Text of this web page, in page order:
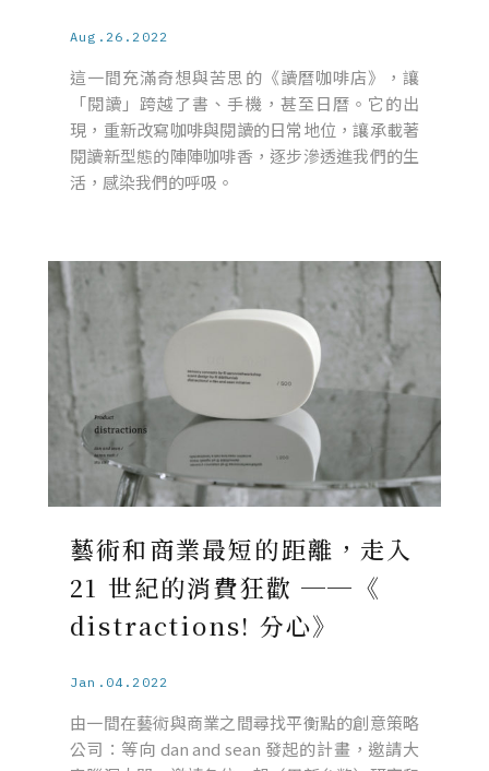
Aug.26.2022
這一間充滿奇想與苦思的《讀曆咖啡店》，讓
「閱讀」跨越了書、手機，甚至日曆。它的出
現，重新改寫咖啡與閱讀的日常地位，讓承載著
閱讀新型態的陣陣咖啡香，逐步滲透進我們的生
活，感染我們的呼吸。
藝術和商業最短的距離，走入
21 世紀的消費狂歡 ──《
distractions! 分心》
Jan.04.2022
由一間在藝術與商業之間尋找平衡點的創意策略
公司：等向 dan and sean 發起的計畫，邀請大